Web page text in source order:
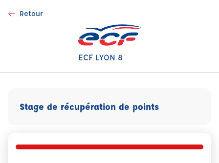
Retour
ECF LYON 8
Stage de récupération de points